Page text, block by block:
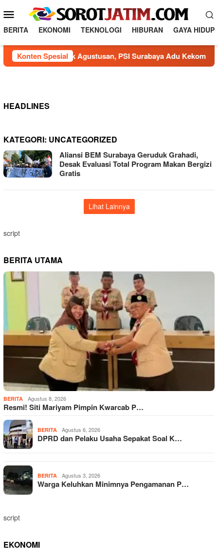
ke
konten
Menu
Mobile
BERITA EKONOMI TEKNOLOGI HIBURAN GAYA HIDUP
Konten Spesial
Semarak Agustusan, PSI Surabaya Adu Kekompakan
HEADLINES
KATEGORI: UNCATEGORIZED
Aliansi BEM Surabaya Geruduk Grahadi,
Desak Evaluasi Total Program Makan Bergizi
Gratis
Lihat Lainnya
script
BERITA UTAMA
BERITA Agustus 8, 2026
Resmi! Siti Mariyam Pimpin Kwarcab P…
BERITA Agustus 6, 2026
DPRD dan Pelaku Usaha Sepakat Soal K…
BERITA Agustus 3, 2026
Warga Keluhkan Minimnya Pengamanan P…
script
EKONOMI